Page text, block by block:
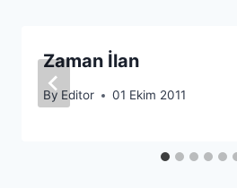
Zaman İlan
By Editor 01 Ekim 2011